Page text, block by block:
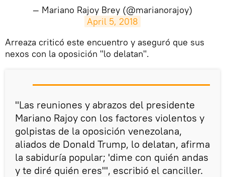
— Mariano Rajoy Brey (@marianorajoy)
April 5, 2018
​Arreaza criticó este encuentro y aseguró que sus
nexos con la oposición "lo delatan".
"Las reuniones y abrazos del presidente
Mariano Rajoy con los factores violentos y
golpistas de la oposición venezolana,
aliados de Donald Trump, lo delatan, afirma
la sabiduría popular; 'dime con quién andas
y te diré quién eres'", escribió el canciller.